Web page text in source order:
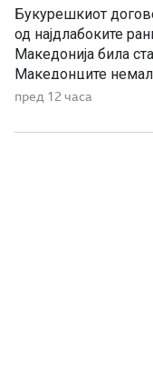
Букурешкиот
од најдлабоките
Македонија била
Македонците
повлекувале
народ.
пред 12 часа